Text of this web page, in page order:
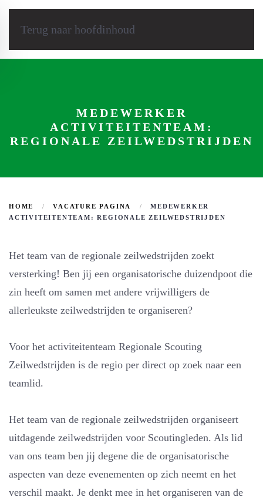
Terug naar hoofdinhoud
MEDEWERKER
ACTIVITEITENTEAM:
REGIONALE ZEILWEDSTRIJDEN
HOME VACATURE PAGINA
MEDEWERKER
ACTIVITEITENTEAM: REGIONALE ZEILWEDSTRIJDEN
Het team van de regionale zeilwedstrijden zoekt
versterking! Ben jij een organisatorische duizendpoot die
zin heeft om samen met andere vrijwilligers de
allerleukste zeilwedstrijden te organiseren?
Voor het activiteitenteam Regionale Scouting
Zeilwedstrijden is de regio per direct op zoek naar een
teamlid.
Het team van de regionale zeilwedstrijden organiseert
uitdagende zeilwedstrijden voor Scoutingleden. Als lid
van ons team ben jij degene die de organisatorische
aspecten van deze evenementen op zich neemt en het
verschil maakt. Je denkt mee in het organiseren van de